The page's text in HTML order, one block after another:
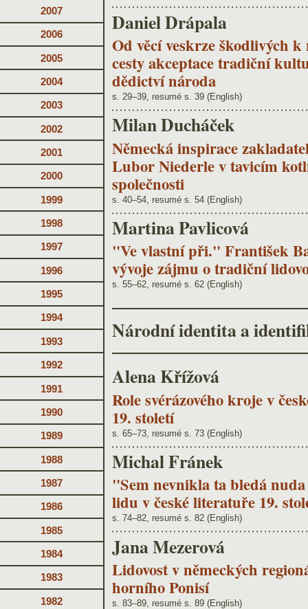
2007
2006
2005
2004
2003
2002
2001
2000
1999
1998
1997
1996
1995
1994
1993
1992
1991
1990
1989
1988
1987
1986
1985
1984
1983
1982
Daniel Drápala
Od věcí veskrze škodlivých
cesty akceptace tradiční
dědictví národa
s. 29–39, resumé s. 39 (English)
Milan Ducháček
Německá inspirace
Lubor Niederle v tavicím
společnosti
s. 40–54, resumé s. 54 (English)
Martina Pavlicová
"Ve vlastní při." František
vývoje zájmu o tradiční
s. 55–62, resumé s. 62 (English)
Národní identita a
Alena Křížová
Role svérázového kroje v
19. století
s. 65–73, resumé s. 73 (English)
Michal Fránek
"Sem nevnikla ta bledá
lidu v české literatuře 19.
s. 74–82, resumé s. 82 (English)
Jana Mezerová
Lidovost v německých
horního Ponisí
s. 83–89, resumé s. 89 (English)